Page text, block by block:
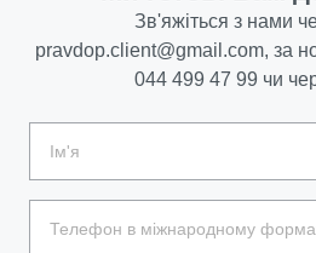
Зв'яжіться з нами
pravdop.client@gmail.com, за
044 499 47 99 чи